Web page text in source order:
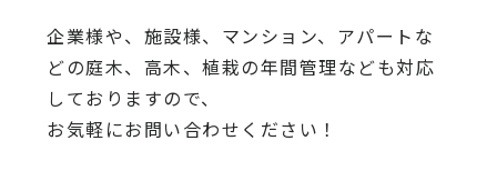
企業様や、施設様、マンション、アパートな
どの庭木、高木、植栽の年間管理なども対応
しておりますので、
お気軽にお問い合わせください！